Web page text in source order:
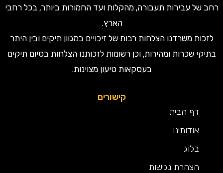
עבירות תעבורה, מהקלות ועד החמורות ביותר, בכל רחבי
הארץ.
משרדנו הצלחות רבות של זיכויים במגוון תיקים ובין היתר
שכרות ומהירות, וכן רשומות לזכותנו הצלחות בסיום תיקים
בעסקאות טיעון מצוינות.
קישורים
דף הבית
אודותינו
הצהרת נגישות